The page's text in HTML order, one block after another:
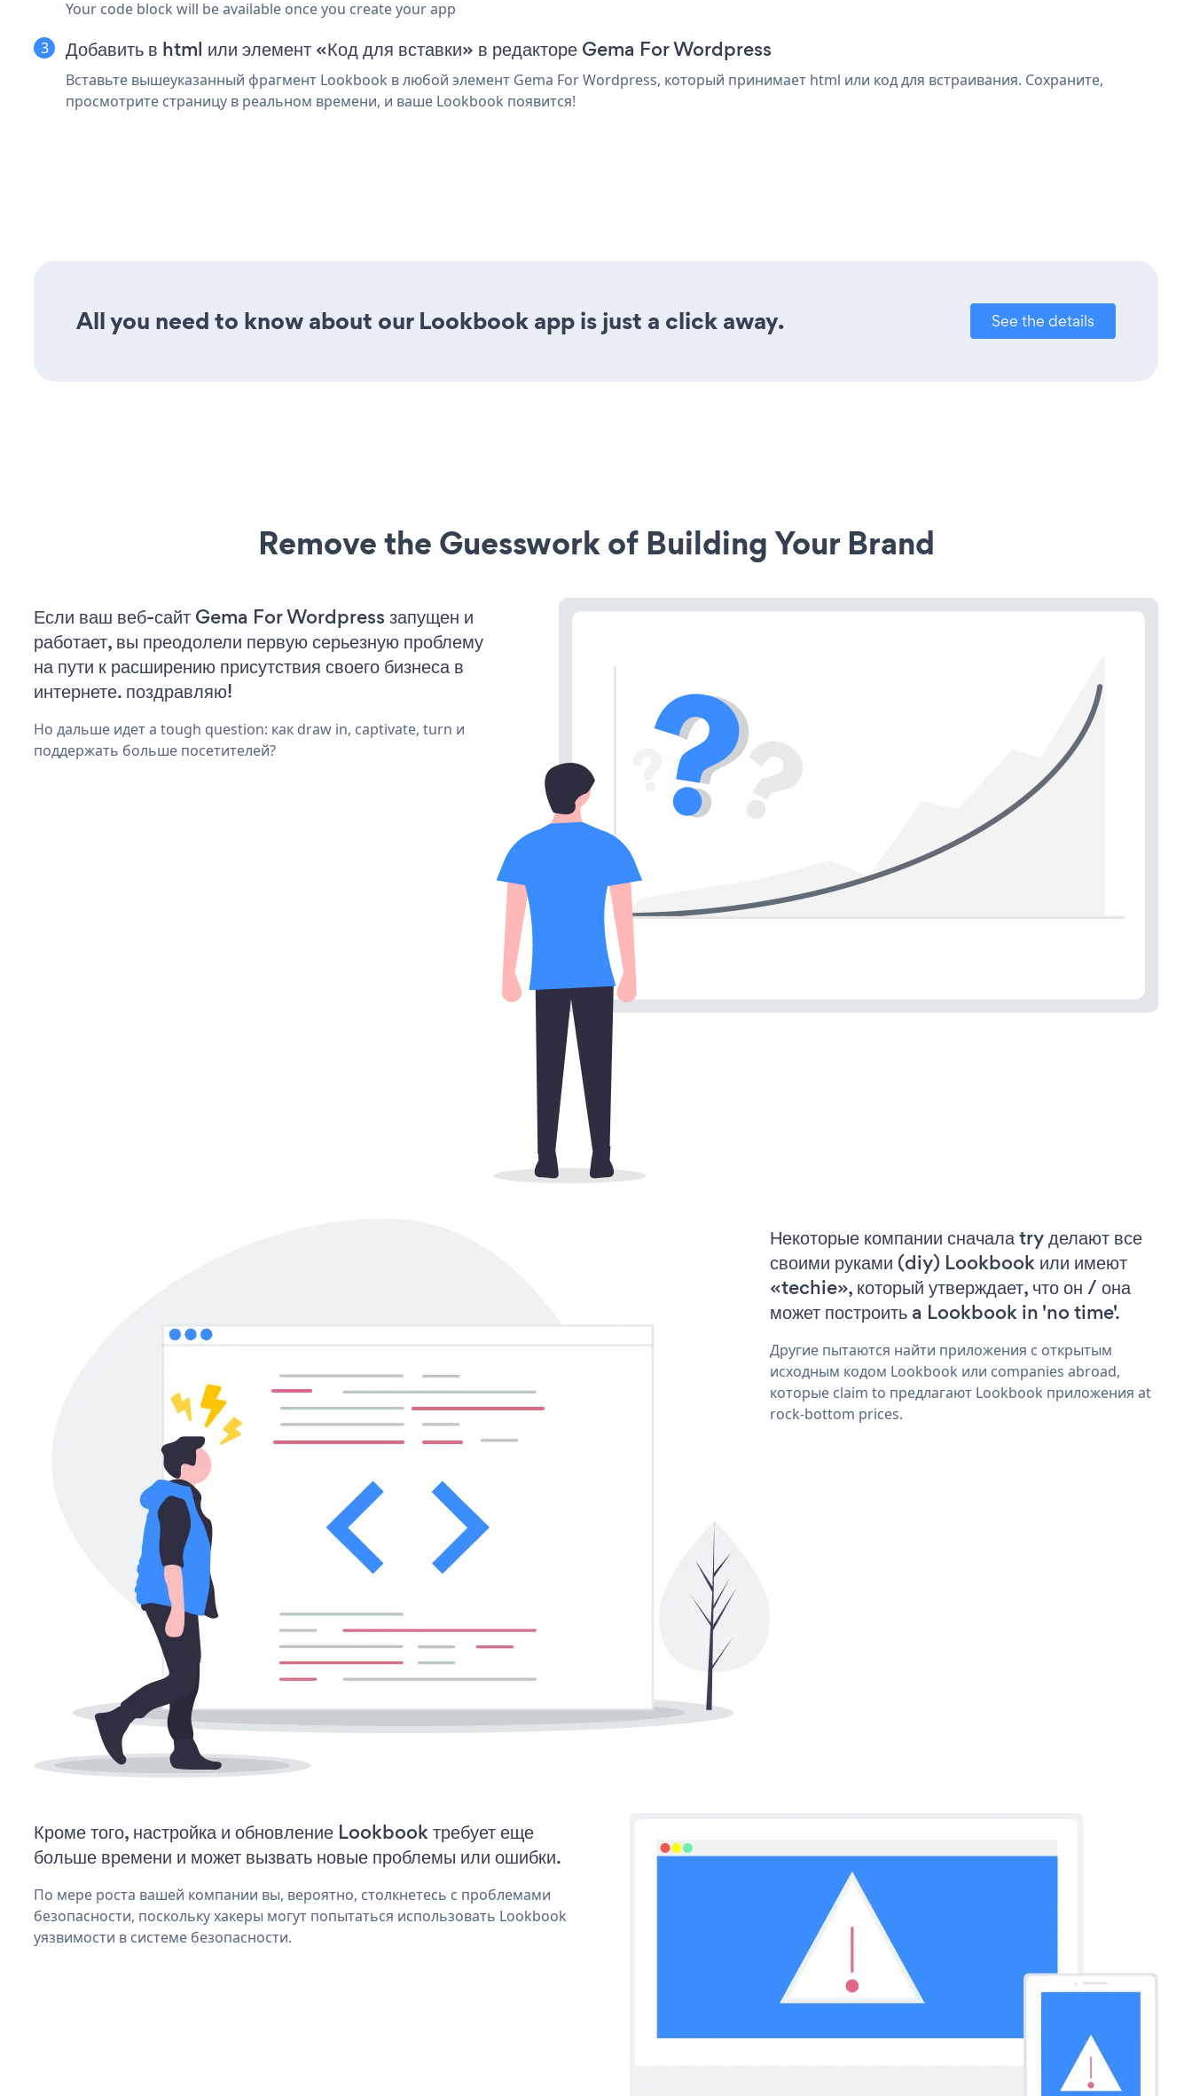
Your code block will be available once you create your app
Добавить в html или элемент «Код для вставки» в редакторе Gema For Wordpress
Вставьте вышеуказанный фрагмент Lookbook в любой элемент Gema For Wordpress, который принимает html или код для встраивания. Сохраните,
просмотрите страницу в реальном времени, и ваше Lookbook появится!
All you need to know about our Lookbook app is just a click away. See the details
Remove the Guesswork of Building Your Brand
Если ваш веб-сайт Gema For Wordpress запущен и
работает, вы преодолели первую серьезную проблему
на пути к расширению присутствия своего бизнеса в
интернете. поздравляю!
Но дальше идет a tough question: как draw in, captivate, turn и
поддержать больше посетителей?
Некоторые компании сначала try делают все
своими руками (diy) Lookbook или имеют
«techie», который утверждает, что он / она
может построить a Lookbook in 'no time'.
Другие пытаются найти приложения с открытым
исходным кодом Lookbook или companies abroad,
которые claim to предлагают Lookbook приложения at
rock-bottom prices.
Кроме того, настройка и обновление Lookbook требует еще
больше времени и может вызвать новые проблемы или ошибки.
По мере роста вашей компании вы, вероятно, столкнетесь с проблемами
безопасности, поскольку хакеры могут попытаться использовать Lookbook
уязвимости в системе безопасности.